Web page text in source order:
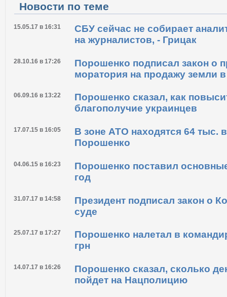
Новости по теме
15.05.17 в 16:31
СБУ сейчас не собирает
на журналистов, - Грицак
28.10.16 в 17:26
Порошенко подписал закон о
моратория на продажу земли
06.09.16 в 13:22
Порошенко сказал, как
благополучие украинцев
17.07.15 в 16:05
В зоне АТО находятся 64 тыс.
Порошенко
04.06.15 в 16:23
Порошенко поставил
год
31.07.17 в 14:58
Президент подписал закон о
суде
25.07.17 в 17:27
Порошенко налетал в
грн
14.07.17 в 16:26
Порошенко сказал, сколько
пойдет на Нацполицию